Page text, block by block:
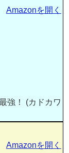
強！ (カドカワ
Amazonを開く
Amazonを開く